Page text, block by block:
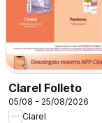
Clarel Folleto
05/08 - 25/08/2026
Clarel